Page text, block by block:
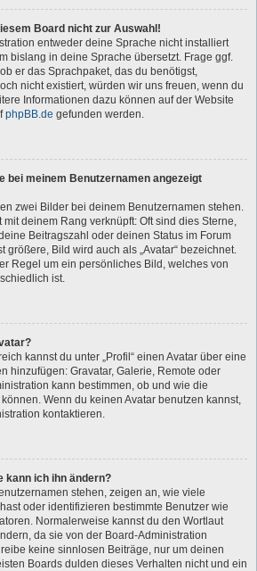
Board nicht zur Auswahl!
entweder deine Sprache nicht installiert
bislang in deine Sprache übersetzt. Frage ggf.
er das Sprachpaket, das du benötigst,
nicht existiert, würden wir uns freuen, wenn du
Informationen dazu können auf der Website
phpBB.de gefunden werden.
bei meinem Benutzernamen angezeigt
zwei Bilder bei deinem Benutzernamen stehen.
mit deinem Rang verknüpft: Oft sind dies Sterne,
Beitragszahl oder deinen Status im Forum
größere, Bild wird auch als „Avatar“ bezeichnet.
Regel um ein persönliches Bild, welches von
ist.
kannst du unter „Profil“ einen Avatar über eine
hinzufügen: Gravatar, Galerie, Remote oder
kann bestimmen, ob und wie die
Wenn du keinen Avatar benutzen kannst,
kontaktieren.
kann ich ihn ändern?
stehen, zeigen an, wie viele
oder identifizieren bestimmte Benutzer wie
Normalerweise kannst du den Wortlaut
da sie von der Board-Administration
keine sinnlosen Beiträge, nur um deinen
Boards dulden dieses Verhalten nicht und ein